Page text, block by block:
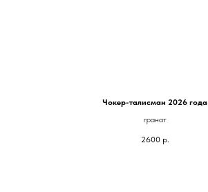
Чокер-талисман 2026 года
гранат
2600 р.